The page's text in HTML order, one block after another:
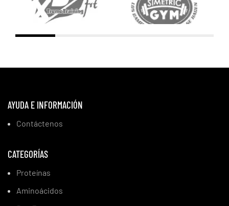
AYUDA E INFORMACIÓN
Contáctenos
CATEGORÍAS
Proteínas
Aminoácidos